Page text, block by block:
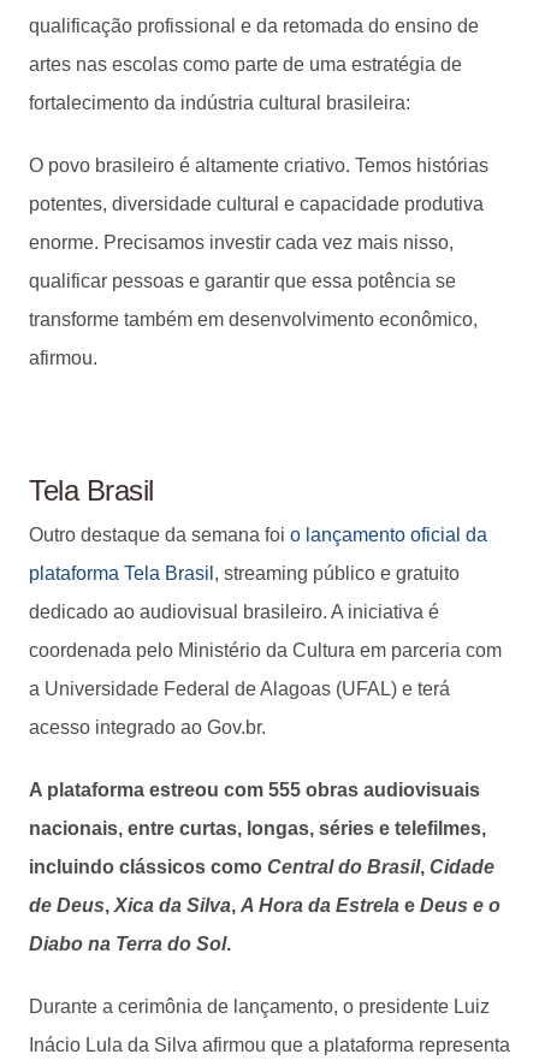
qualificação profissional e da retomada do ensino de
artes nas escolas como parte de uma estratégia de
fortalecimento da indústria cultural brasileira:
O povo brasileiro é altamente criativo. Temos histórias
potentes, diversidade cultural e capacidade produtiva
enorme. Precisamos investir cada vez mais nisso,
qualificar pessoas e garantir que essa potência se
transforme também em desenvolvimento econômico,
afirmou.
Tela Brasil
Outro destaque da semana foi o lançamento oficial da
plataforma Tela Brasil , streaming público e gratuito
dedicado ao audiovisual brasileiro. A iniciativa é
coordenada pelo Ministério da Cultura em parceria com
a Universidade Federal de Alagoas (UFAL) e terá
acesso integrado ao Gov.br.
A plataforma estreou com 555 obras audiovisuais
nacionais, entre curtas, longas, séries e telefilmes,
incluindo clássicos como Central do Brasil, Cidade
de Deus, Xica da Silva, A Hora da Estrela e Deus e o
Diabo na Terra do Sol.
Durante a cerimônia de lançamento, o presidente Luiz
Inácio Lula da Silva afirmou que a plataforma representa